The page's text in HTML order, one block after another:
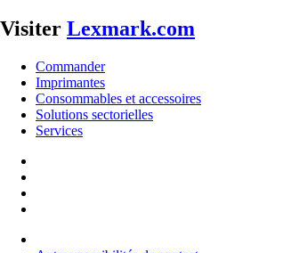
Visiter Lexmark.com
Commander
Imprimantes
Consommables et accessoires
Solutions sectorielles
Services